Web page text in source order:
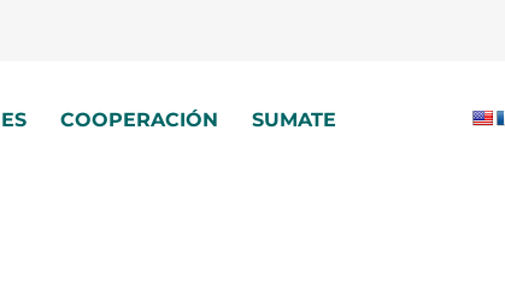
COOPERACIÓN SUMATE